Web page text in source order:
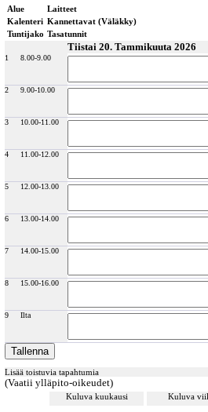
Alue
Laitteet
Kalenteri Kannettavat (Väläkky)
Tuntijako Tasatunnit
Tiistai 20. Tammikuuta 2026
1 8.00-9.00
2 9.00-10.00
3 10.00-11.00
4 11.00-12.00
5 12.00-13.00
6 13.00-14.00
7 14.00-15.00
8 15.00-16.00
9 Ilta
Lisää toistuvia tapahtumia
(Vaatii ylläpito-oikeudet)
Kuluva kuukausi Kuluva